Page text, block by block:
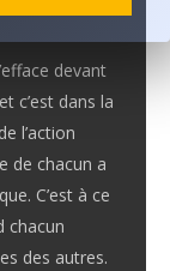
devant
c’est dans la
l’action
de chacun a
C’est à ce
chacun
des autres.